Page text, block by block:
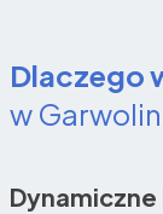
Dlaczego
w